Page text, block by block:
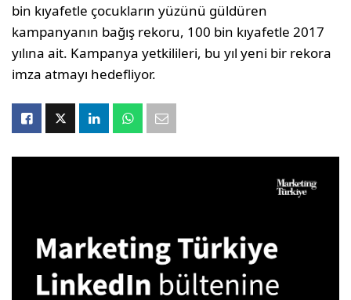
bin kıyafetle çocukların yüzünü güldüren
kampanyanın bağış rekoru, 100 bin kıyafetle 2017
yılına ait. Kampanya yetkilileri, bu yıl yeni bir rekora
imza atmayı hedefliyor.